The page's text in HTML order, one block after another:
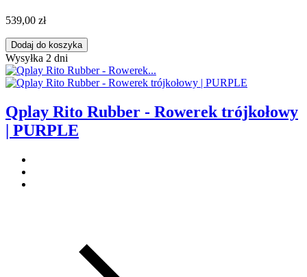
539,00 zł
Dodaj do koszyka
Wysyłka 2 dni
Qplay Rito Rubber - Rowerek trójkołowy
| PURPLE